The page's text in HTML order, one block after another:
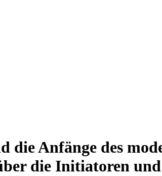
die Anfänge des
die Initiatoren